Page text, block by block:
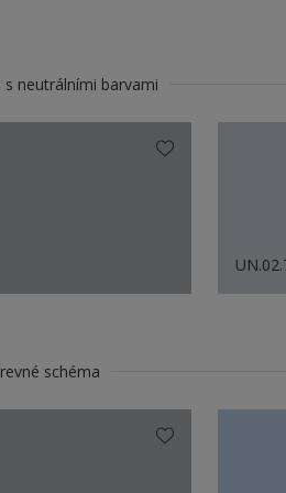
s neutrálními barvami
schéma